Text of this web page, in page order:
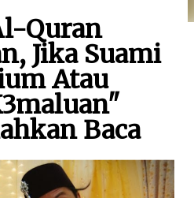
Quran
Jika Suami
Atau
Baca